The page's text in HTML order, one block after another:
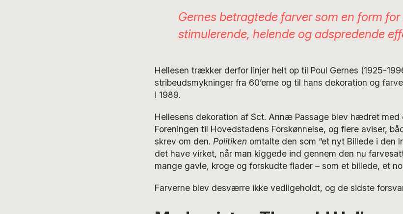
Gernes betragtede farver som en form
stimulerende, helende og adspredende
Hellesen trækker derfor linjer helt op til Poul Gernes (1925-
stribeudsmykninger fra 60’erne og til hans dekoration og
i 1989.
Hellesens dekoration af Sct. Annæ Passage blev hædret med
Foreningen til Hovedstadens Forskønnelse, og flere aviser,
skrev om den. Politikenomtalte den som “et nyt Billede i den
det have virket, når man kiggede ind gennem den nu
mange gavle, kroge og forskudte flader – som et billede, et
Farverne blev desværre ikke vedligeholdt, og de sidste